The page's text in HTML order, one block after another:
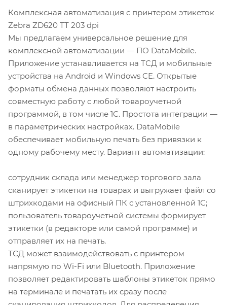
Комплексная автоматизация с принтером этикеток
Zebra ZD620 TT 203 dpi
Мы предлагаем универсальное решение для
комплексной автоматизации — ПО DataMobile.
Приложение устанавливается на ТСД и мобильные
устройства на Android и Windows CE. Открытые
форматы обмена данных позволяют настроить
совместную работу с любой товароучетной
программой, в том числе 1С. Простота интеграции —
в параметрических настройках. DataMobile
обеспечивает мобильную печать без привязки к
одному рабочему месту. Вариант автоматизации:
сотрудник склада или менеджер торгового зала
сканирует этикетки на товарах и выгружает файл со
штрихкодами на офисный ПК с установленной 1С;
пользователь товароучетной системы формирует
этикетки (в редакторе или самой программе) и
отправляет их на печать.
ТСД может взаимодействовать с принтером
напрямую по Wi-Fi или Bluetooth. Приложение
позволяет редактировать шаблоны этикеток прямо
на терминале и печатать их сразу после